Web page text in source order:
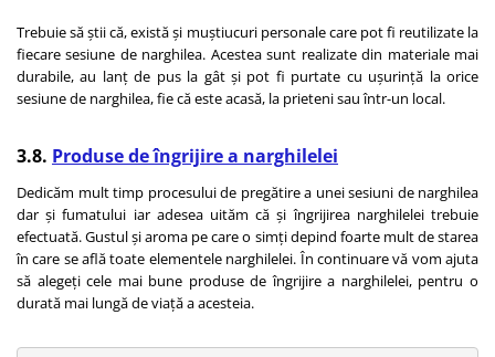
Trebuie să știi că, există și muștiucuri personale care pot fi reutilizate la
fiecare sesiune de narghilea. Acestea sunt realizate din materiale mai
durabile, au lanț de pus la gât și pot fi purtate cu ușurință la orice
sesiune de narghilea, fie că este acasă, la prieteni sau într-un local.
3.8. Produse de îngrijire a narghilelei
Dedicăm mult timp procesului de pregătire a unei sesiuni de narghilea
dar și fumatului iar adesea uităm că și îngrijirea narghilelei trebuie
efectuată. Gustul și aroma pe care o simți depind foarte mult de starea
în care se află toate elementele narghilelei. În continuare vă vom ajuta
să alegeți cele mai bune produse de îngrijire a narghilelei, pentru o
durată mai lungă de viață a acesteia.